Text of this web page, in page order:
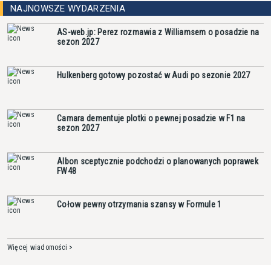
NAJNOWSZE WYDARZENIA
AS-web.jp: Perez rozmawia z Williamsem o posadzie na
sezon 2027
Hulkenberg gotowy pozostać w Audi po sezonie 2027
Camara dementuje plotki o pewnej posadzie w F1 na
sezon 2027
Albon sceptycznie podchodzi o planowanych poprawek
FW48
Cołow pewny otrzymania szansy w Formule 1
Więcej wiadomości >